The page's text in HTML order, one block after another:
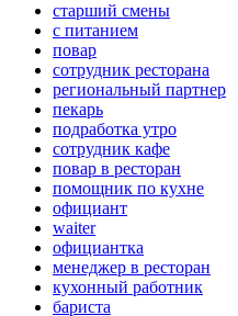
старший смены
с питанием
повар
сотрудник ресторана
региональный партнер
пекарь
подработка утро
сотрудник кафе
повар в ресторан
помощник по кухне
официант
waiter
официантка
менеджер в ресторан
кухонный работник
бариста